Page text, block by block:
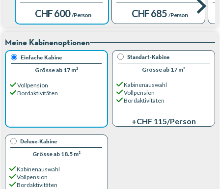
CHF 600 /Person CHF 685 /Person
Meine Kabinenoptionen
Einfache Kabine
Grösse ab 17 m²
Vollpension
Bordaktivitäten
Standart-Kabine
Grösse ab 17 m²
Kabinenauswahl
Vollpension
Bordaktivitäten
+CHF 115/Person
Deluxe-Kabine
Grösse ab 18.5 m²
Kabinenauswahl
Vollpension
Bordaktivitäten